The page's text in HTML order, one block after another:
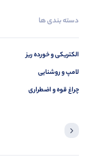
دسته بندی ها
الکتریکی و خورده ریز
لامپ و روشنایی
چراغ قوه و اضطراری